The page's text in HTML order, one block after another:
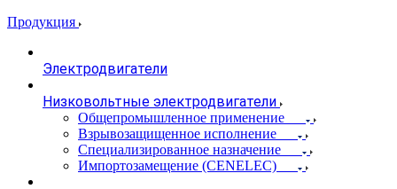
Продукция
Электродвигатели
Низковольтные электродвигатели
Общепромышленное применение
Взрывозащищенное исполнение
Специализированное назначение
Импортозамещение (CENELEC)